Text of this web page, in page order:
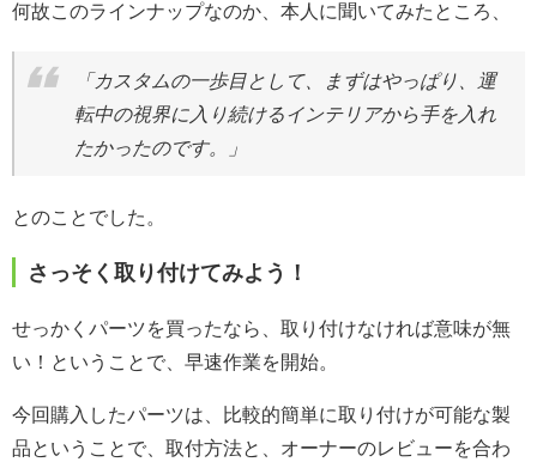
何故このラインナップなのか、本人に聞いてみたところ、
「カスタムの一歩目として、まずはやっぱり、運
転中の視界に入り続けるインテリアから手を入れ
たかったのです。」
とのことでした。
さっそく取り付けてみよう！
せっかくパーツを買ったなら、取り付けなければ意味が無
い！ということで、早速作業を開始。
今回購入したパーツは、比較的簡単に取り付けが可能な製
品ということで、取付方法と、オーナーのレビューを合わ